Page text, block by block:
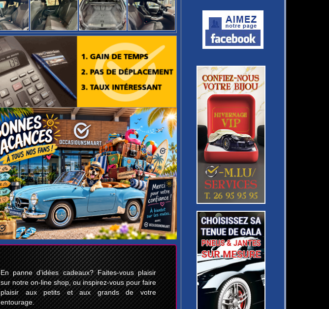
En panne d'idées cadeaux? Faites-vous plaisir
sur notre on-line shop, ou inspirez-vous pour faire
plaisir aux petits et aux grands de votre
entourage.